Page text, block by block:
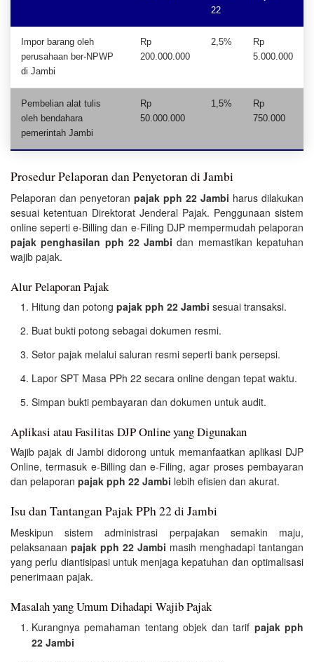
22
Impor barang oleh
perusahaan ber-NPWP
di Jambi
Rp
200.000.000
2,5%
Rp
5.000.000
Pembelian alat tulis
oleh bendahara
pemerintah Jambi
Rp
50.000.000
1,5%
Rp
750.000
Prosedur Pelaporan dan Penyetoran di Jambi
Pelaporan dan penyetoran pajak pph 22 Jambi harus dilakukan
sesuai ketentuan Direktorat Jenderal Pajak. Penggunaan sistem
online seperti e-Billing dan e-Filing DJP mempermudah pelaporan
pajak penghasilan pph 22 Jambi dan memastikan kepatuhan
wajib pajak.
Alur Pelaporan Pajak
Hitung dan potong pajak pph 22 Jambi sesuai transaksi.
Buat bukti potong sebagai dokumen resmi.
Setor pajak melalui saluran resmi seperti bank persepsi.
Lapor SPT Masa PPh 22 secara online dengan tepat waktu.
Simpan bukti pembayaran dan dokumen untuk audit.
Aplikasi atau Fasilitas DJP Online yang Digunakan
Wajib pajak di Jambi didorong untuk memanfaatkan aplikasi DJP
Online, termasuk e-Billing dan e-Filing, agar proses pembayaran
dan pelaporan pajak pph 22 Jambi lebih efisien dan akurat.
Isu dan Tantangan Pajak PPh 22 di Jambi
Meskipun sistem administrasi perpajakan semakin maju,
pelaksanaan pajak pph 22 Jambi masih menghadapi tantangan
yang perlu diantisipasi untuk menjaga kepatuhan dan optimalisasi
penerimaan pajak.
Masalah yang Umum Dihadapi Wajib Pajak
Kurangnya pemahaman tentang objek dan tarif pajak pph
22 Jambi